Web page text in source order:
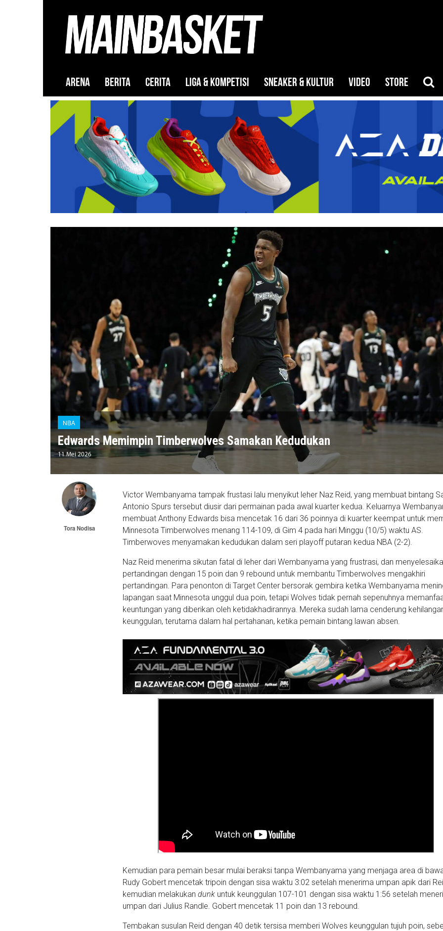
ARENA BERITA CERITA LIGA & KOMPETISI SNEAKER & KULTUR VIDEO STORE
NBA
Edwards Memimpin Timberwolves Samakan Kedudukan
11 Mei 2026
Tora Nodisa
Victor Wembanyama tampak frustasi lalu menyikut leher Naz Reid, yang membuat bintang
Antonio Spurs tersebut diusir dari permainan pada awal kuarter kedua. Keluarnya
membuat Anthony Edwards bisa mencetak 16 dari 36 poinnya di kuarter keempat untuk
Minnesota Timberwolves menang 114-109, di Gim 4 pada hari Minggu (10/5) waktu AS.
Timberwoves menyamakan kedudukan dalam seri playoff putaran kedua NBA (2-2).
Naz Reid menerima sikutan fatal di leher dari Wembanyama yang frustrasi, dan
pertandingan dengan 15 poin dan 9 rebound untuk membantu Timberwolves mengakhiri
pertandingan. Para penonton di Target Center bersorak gembira ketika Wembanyama
lapangan saat Minnesota unggul dua poin, tetapi Wolves tidak pernah sepenuhnya
keuntungan yang diberikan oleh ketidakhadirannya. Mereka sudah lama cenderung
keunggulan, terutama dalam hal pertahanan, ketika pemain bintang lawan absen.
Kemudian para pemain besar mulai beraksi tanpa Wembanyama yang menjaga area di
Rudy Gobert mencetak tripoin dengan sisa waktu 3:02 setelah menerima umpan apik dari
kemudian melakukandunk untuk keunggulan 107-101 dengan sisa waktu 1:56 setelah
umpan dari Julius Randle. Gobert mencetak 11 poin dan 13 rebound.
Tembakan susulan Reid dengan 40 detik tersisa memberi Wolves keunggulan tujuh poin,